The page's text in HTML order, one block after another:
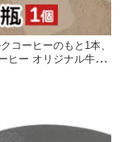
コーヒーのもと1本、
ヒー オリジナル牛乳